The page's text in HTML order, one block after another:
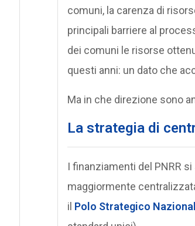
comuni, la carenza di
principali barriere al
dei comuni le risorse
questi anni: un dato che
Ma in che direzione sono
La strategia di
I finanziamenti del PNRR
maggiormente
il Polo Strategico